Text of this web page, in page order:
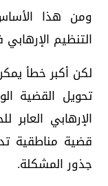
ومن هذا
التنظيم
لكن أكبر خطأ
تحويل القضية
الإرهابي العابر
قضية مناطقية
جذور المشكلة.